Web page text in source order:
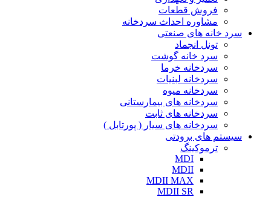
فروش قطعات
مشاوره احداث سردخانه
سرد خانه های صنعتی
تونل انجماد
سرد خانه گوشت
سردخانه خرما
سردخانه لبنیات
سردخانه میوه
سردخانه های بیمارستانی
سردخانه های ثابت
سردخانه های سیار ( پورتابل )
سیستم های برودتی
ترموکینگ
MDI
MDII
MDII MAX
MDII SR